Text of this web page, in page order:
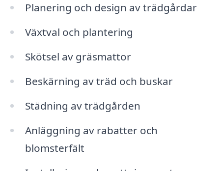
Planering och design av trädgårdar
Växtval och plantering
Skötsel av gräsmattor
Beskärning av träd och buskar
Städning av trädgården
Anläggning av rabatter och
blomsterfält